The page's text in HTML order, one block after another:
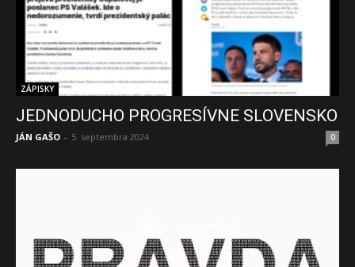
ZÁPISKY
JEDNODUCHO PROGRESÍVNE SLOVENSKO
JÁN GAŠO - 5. septembra 2024 0